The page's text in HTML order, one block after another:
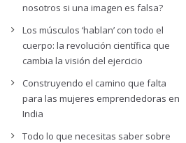
nosotros si una imagen es falsa?
Los músculos ‘hablan’ con todo el
cuerpo: la revolución científica que
cambia la visión del ejercicio
Construyendo el camino que falta
para las mujeres emprendedoras en
India
Todo lo que necesitas saber sobre